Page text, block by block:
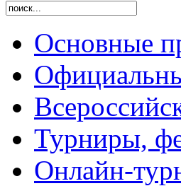
Основные
Турниры,
Онлайн-